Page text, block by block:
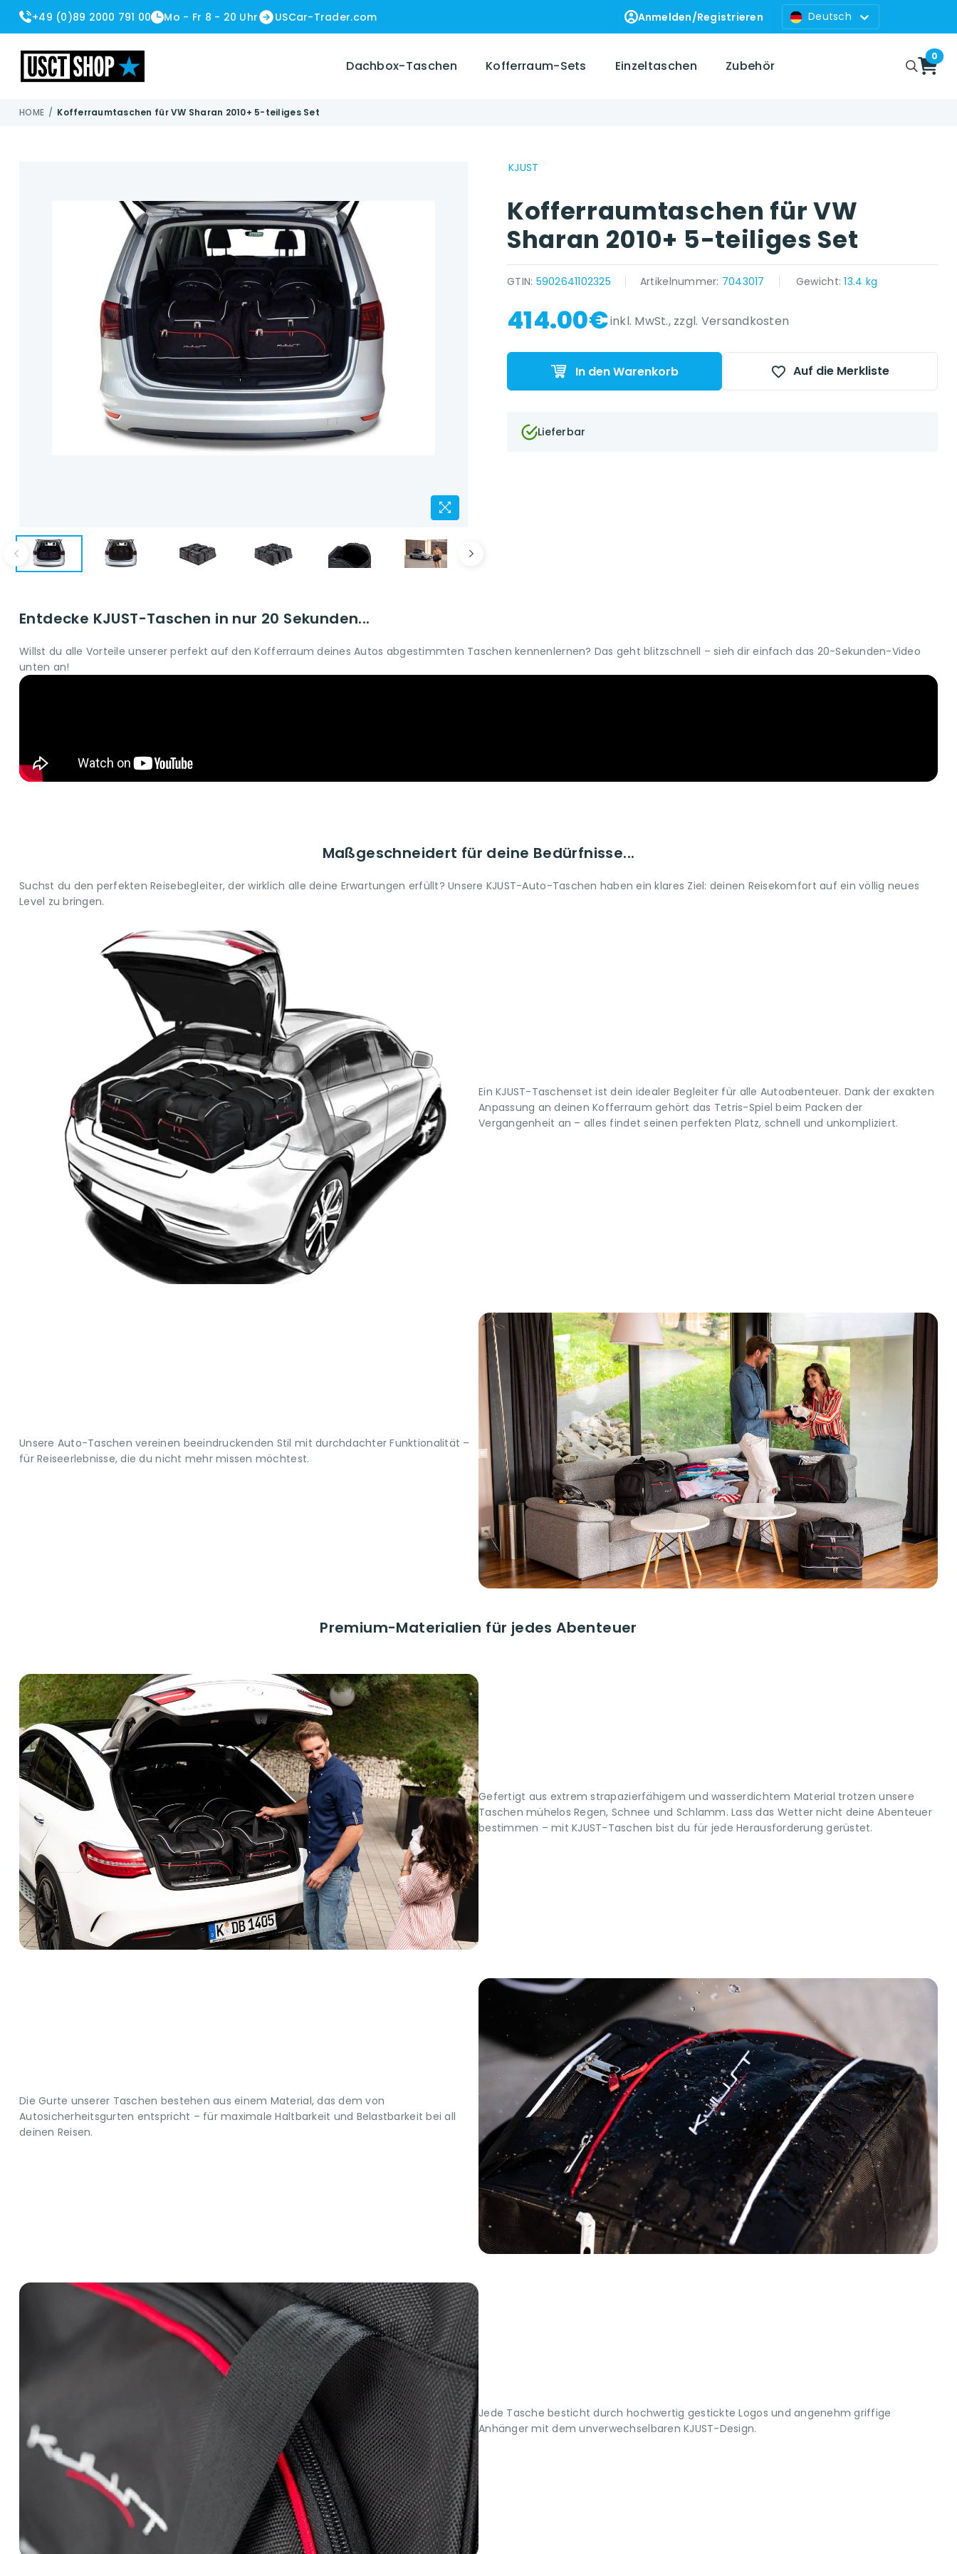
+49 (0)89 2000 791 00 Mo - Fr 8 - 20 Uhr USCar-Trader.com Anmelden/Registrieren Deutsch
Dachbox-Taschen Kofferraum-Sets Einzeltaschen Zubehör
0
HOME / Kofferraumtaschen für VW Sharan 2010+ 5-teiliges Set
KJUST
Kofferraumtaschen für VW
Sharan 2010+ 5-teiliges Set
GTIN: 5902641102325 Artikelnummer: 7043017 Gewicht:13.4 kg
{{ name }} auf {{ platform }}
414.00€inkl. MwSt., zzgl. Versandkosten
In den Warenkorb Auf die Merkliste
Lieferbar
Entdecke KJUST-Taschen in nur 20 Sekunden...
Willst du alle Vorteile unserer perfekt auf den Kofferraum deines Autos abgestimmten Taschen kennenlernen? Das geht blitzschnell – sieh dir einfach das 20-Sekunden-Video
unten an!
Maßgeschneidert für deine Bedürfnisse...
Suchst du den perfekten Reisebegleiter, der wirklich alle deine Erwartungen erfüllt? Unsere KJUST-Auto-Taschen haben ein klares Ziel: deinen Reisekomfort auf ein völlig neues
Level zu bringen.
Ein KJUST-Taschenset ist dein idealer Begleiter für alle Autoabenteuer. Dank der exakten
Anpassung an deinen Kofferraum gehört das Tetris-Spiel beim Packen der
Vergangenheit an – alles findet seinen perfekten Platz, schnell und unkompliziert.
Unsere Auto-Taschen vereinen beeindruckenden Stil mit durchdachter Funktionalität –
für Reiseerlebnisse, die du nicht mehr missen möchtest.
Premium-Materialien für jedes Abenteuer
Gefertigt aus extrem strapazierfähigem und wasserdichtem Material trotzen unsere
Taschen mühelos Regen, Schnee und Schlamm. Lass das Wetter nicht deine Abenteuer
bestimmen – mit KJUST-Taschen bist du für jede Herausforderung gerüstet.
Die Gurte unserer Taschen bestehen aus einem Material, das dem von
Autosicherheitsgurten entspricht – für maximale Haltbarkeit und Belastbarkeit bei all
deinen Reisen.
Jede Tasche besticht durch hochwertig gestickte Logos und angenehm griffige
Anhänger mit dem unverwechselbaren KJUST-Design.